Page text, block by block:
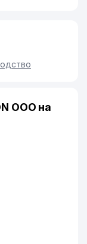
ООО на